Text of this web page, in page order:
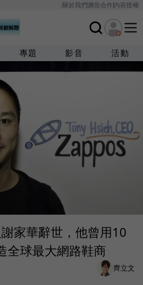
關於我們廣告合作內容授權
專題 影音 活動
家華辭世，他曾用10
全球最大網路鞋商
齊立文